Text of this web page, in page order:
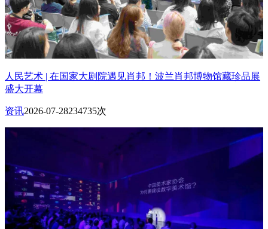
人民艺术 | 在国家大剧院遇见肖邦！波兰肖邦博物馆藏珍品展
盛大开幕
资讯2026-07-28234735次